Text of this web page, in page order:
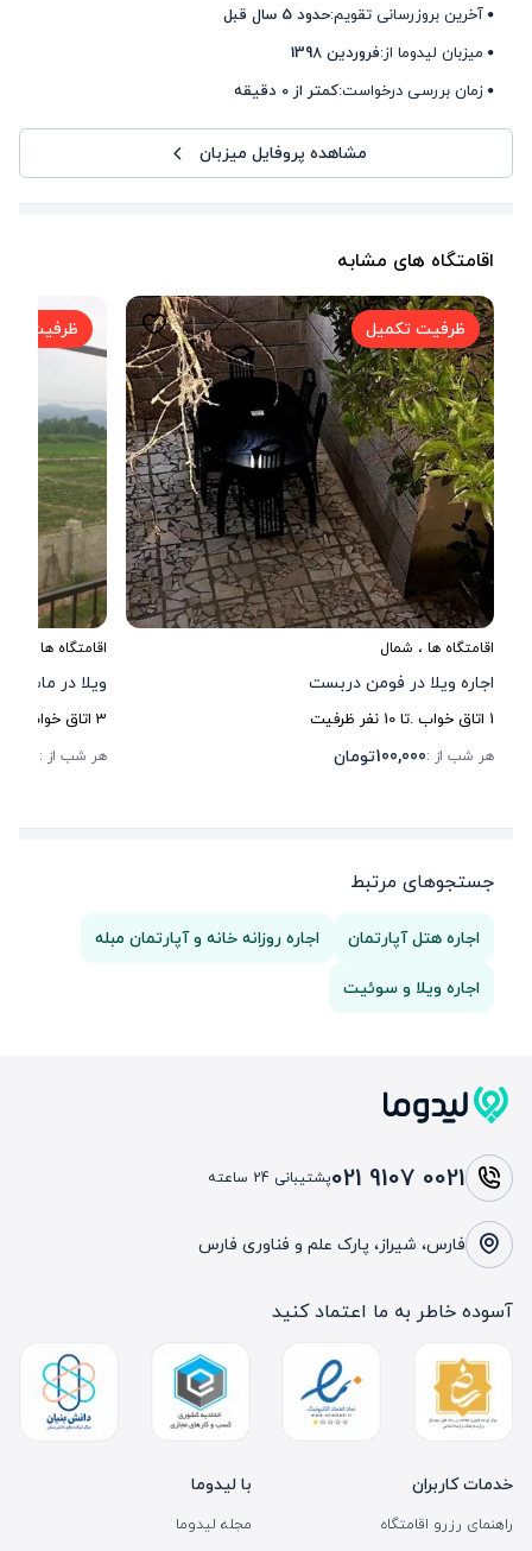
آخرین بروزرسانی تقویم:حدود 5 سال قبل
میزبان لیدوما از:فروردین 1398
زمان بررسی درخواست:کمتر از 0 دقیقه
مشاهده پروفایل میزبان
اقامتگاه های مشابه
ظرفیت تکمیل
اقامتگاه ها ، شمال
اجاره ویلا در فومن دربست
1 اتاق خواب .تا10 نفر ظرفیت
هر شب از :100,000تومان
ظرفیت
اقامتگاه ها
ویلا در
3 اتاق خواب .
هر شب از :
جستجوهای مرتبط
اجاره هتل آپارتمان
اجاره روزانه خانه و آپارتمان مبله
اجاره ویلا و سوئیت
خدمات کاربران
راهنمای رزرو اقامتگاه
با لیدوما
مجله لیدوما
021 9107 0021پشتیبانی 24 ساعته
فارس، شیراز، پارک علم و فناوری فارس
آسوده خاطر به ما اعتماد کنید